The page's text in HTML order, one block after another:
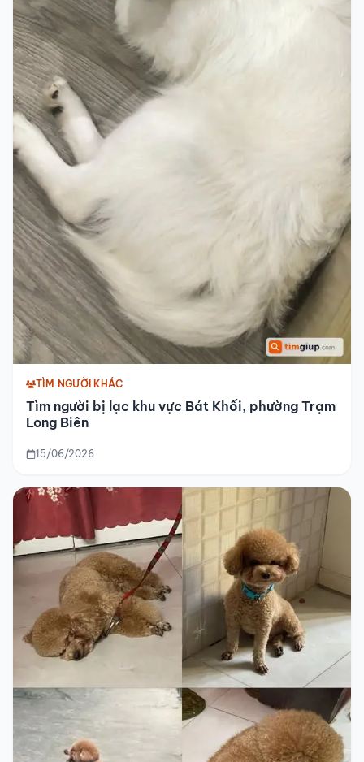
TÌM NGƯỜI KHÁC
Tìm người bị lạc khu vực Bát Khối, phường Trạm
Long Biên
15/06/2026